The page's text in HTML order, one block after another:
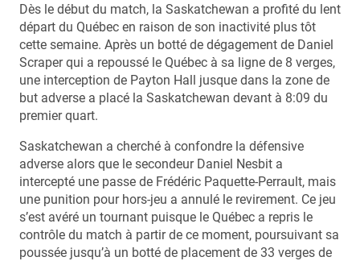
Dès le début du match, la Saskatchewan a profité du lent
départ du Québec en raison de son inactivité plus tôt
cette semaine. Après un botté de dégagement de Daniel
Scraper qui a repoussé le Québec à sa ligne de 8 verges,
une interception de Payton Hall jusque dans la zone de
but adverse a placé la Saskatchewan devant à 8:09 du
premier quart.
Saskatchewan a cherché à confondre la défensive
adverse alors que le secondeur Daniel Nesbit a
intercepté une passe de Frédéric Paquette-Perrault, mais
une punition pour hors-jeu a annulé le revirement. Ce jeu
s’est avéré un tournant puisque le Québec a repris le
contrôle du match à partir de ce moment, poursuivant sa
poussée jusqu’à un botté de placement de 33 verges de